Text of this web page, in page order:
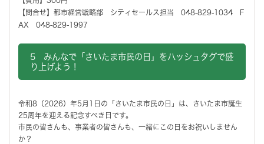
【問合せ】都市経営戦略部 シティセールス担当 048-829-1034 F
AX 048-829-1997
5 みんなで「さいたま市民の日」をハッシュタグで盛
り上げよう！
令和8（2026）年5月1日の「さいたま市民の日」は、さいたま市誕生
25周年を迎える記念すべき日です。
市民の皆さんも、事業者の皆さんも、一緒にこの日をお祝いしません
か？